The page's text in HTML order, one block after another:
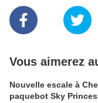
Vous aimerez
Nouvelle escale à
paquebot Sky